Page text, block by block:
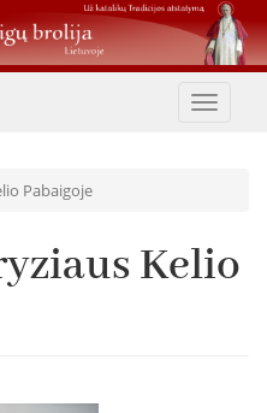
Toggle
Pabaigoje
Kelio